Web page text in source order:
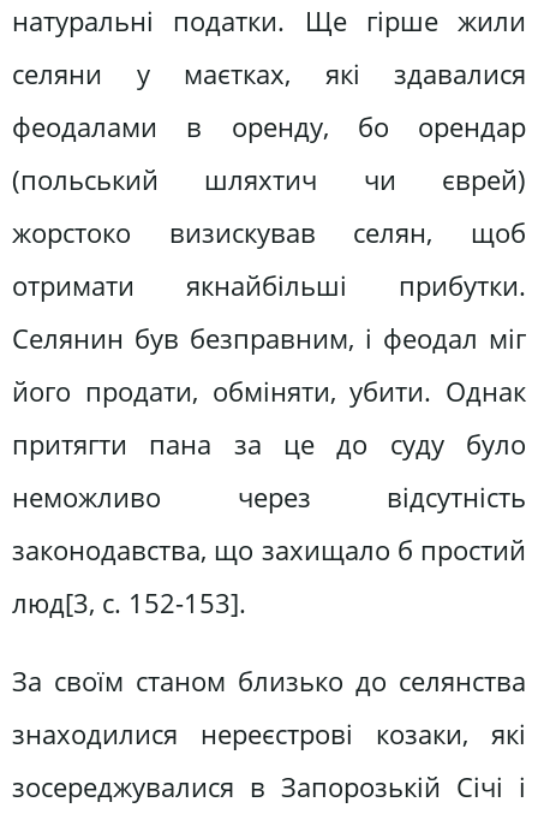
натуральні податки. Ще гірше жили
селяни у маєтках, які здавалися
феодалами в оренду, бо орендар
(польський шляхтич чи єврей)
жорстоко визискував селян, щоб
отримати якнайбільші прибутки.
Селянин був безправним, і феодал міг
його продати, обміняти, убити. Однак
притягти пана за це до суду було
неможливо через відсутність
законодавства, що захищало б простий
люд[3, c. 152-153].
За своїм станом близько до селянства
знаходилися нереєстрові козаки, які
зосереджувалися в Запорозькій Січі і